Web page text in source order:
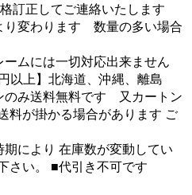
訂正してご連絡いたします
変わります 数量の多い場合
ムには一切対応出来ません
上】北海道、沖縄、離島
のみ送料無料です 又カートン
が掛かる場合があります ご
により 在庫数が変動してい
さい。 ■代引き不可です